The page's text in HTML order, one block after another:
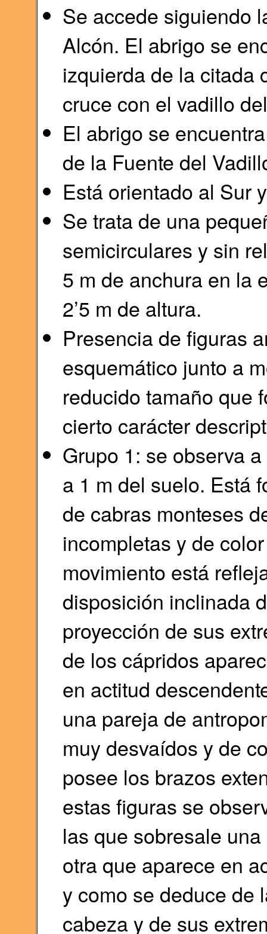
Se accede siguiendo
Alcón. El abrigo se
izquierda de la citada
cruce con el vadillo
El abrigo se
de la Fuente del
Está orientado al Sur
Se trata de una
semicirculares y sin
5 m de anchura en la
2’5 m de altura.
Presencia de figuras
esquemático junto a
reducido tamaño que
cierto carácter
Grupo 1: se observa
a 1 m del suelo. Está
de cabras monteses
incompletas y de
movimiento está
disposición inclinada
proyección de sus
de los cápridos
en actitud
una pareja de
muy desvaídos y de
posee los brazos
estas figuras se
las que sobresale
otra que aparece en
y como se deduce de
cabeza y de sus